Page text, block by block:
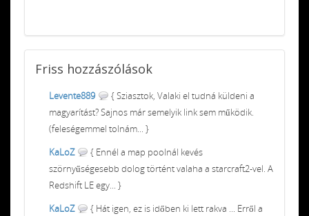
Friss hozzászólások
Levente889
{ Sziasztok, Valaki el tudná küldeni a
magyarítást? Sajnos már semelyik link sem működik.
(feleségemmel tolnám... }
KaLoZ
{ Ennél a map poolnál kevés
szörnyűségesebb dolog történt valaha a starcraft2-vel. A
Redshift LE egy... }
KaLoZ
{ Hát igen, ez is időben ki lett rakva ... Erről a